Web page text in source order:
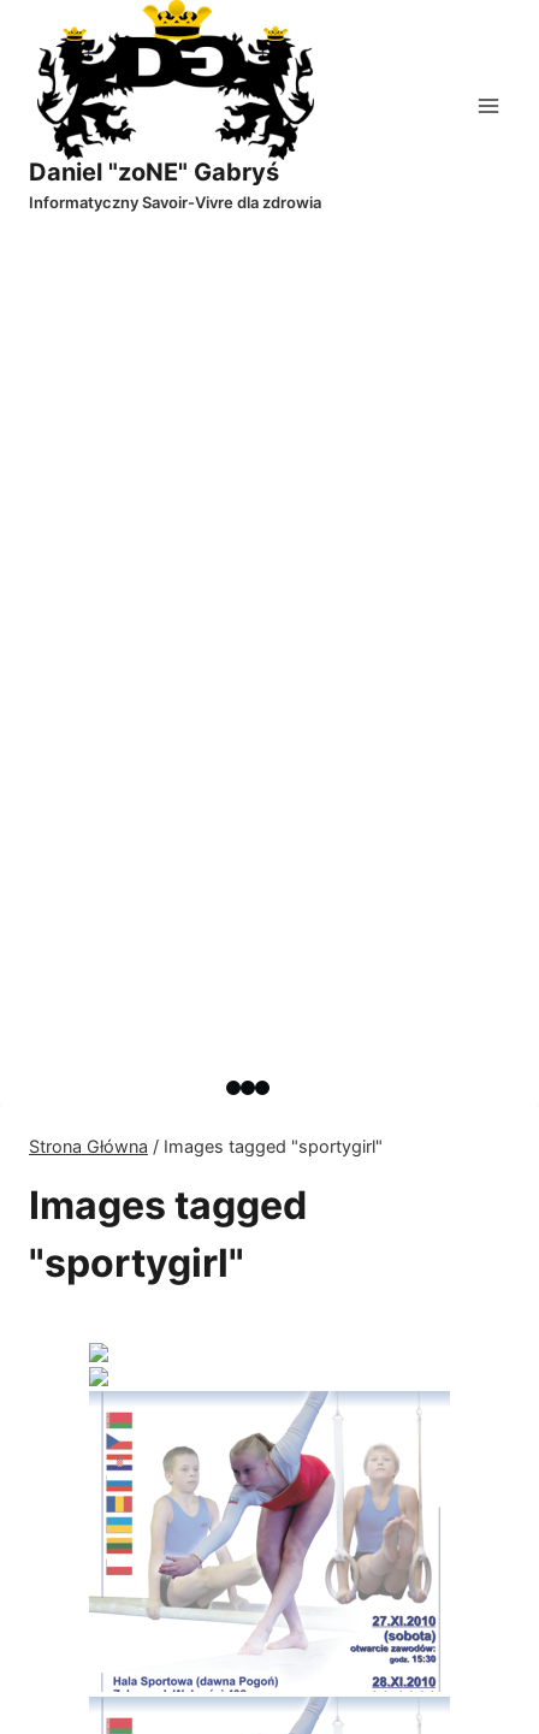
treści
Daniel "zoNE" Gabryś
Informatyczny Savoir-Vivre dla zdrowia
Strona Główna / Images tagged "sportygirl"
Images tagged
"sportygirl"